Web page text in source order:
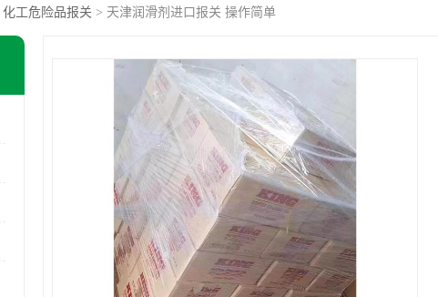
化工危险品报关 > 天津润滑剂进口报关 操作简单